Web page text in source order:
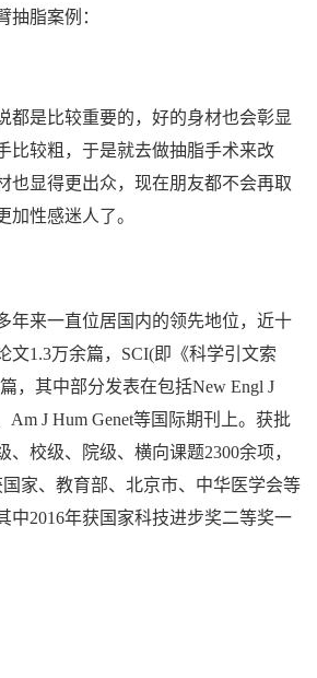
抽脂案例：
都是比较重要的，好的身材也会彰显
比较粗，于是就去做抽脂手术来改
也显得更出众，现在朋友都不会再取
加性感迷人了。
年来一直位居国内的领先地位，近十
文1.3万余篇，SCI(即《科学引文索
，其中部分发表在包括New Engl J
Am J Hum Genet等国际期刊上。获批
、校级、院级、横向课题2300余项，
家、教育部、北京市、中华医学会等
中2016年获国家科技进步奖二等奖一